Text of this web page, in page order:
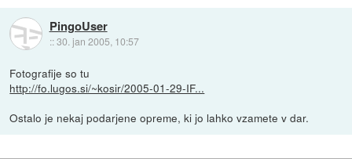
PingoUser
::30. jan 2005, 10:57
Fotografije so tu
http://fo.lugos.si/~kosir/2005-01-29-IF...
Ostalo je nekaj podarjene opreme, ki jo lahko vzamete v dar.